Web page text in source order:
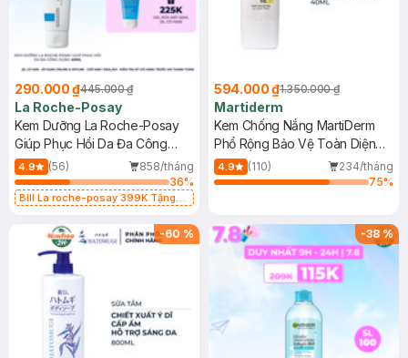
290.000 ₫445.000 ₫
La Roche-Posay
Kem Dưỡng La Roche-Posay
Giúp Phục Hồi Da Đa Công
Dụng 40ml
4.9 (56)
858/tháng
36%
Bill La roche-posay 399K Tặng
(SL có hạn)
594.000 ₫1.350.000 ₫
Martiderm
Kem Chống Nắng MartiDerm
Phổ Rộng Bảo Vệ Toàn Diện
40ml
4.9 (110)
234/tháng
75%
-60 % -38%